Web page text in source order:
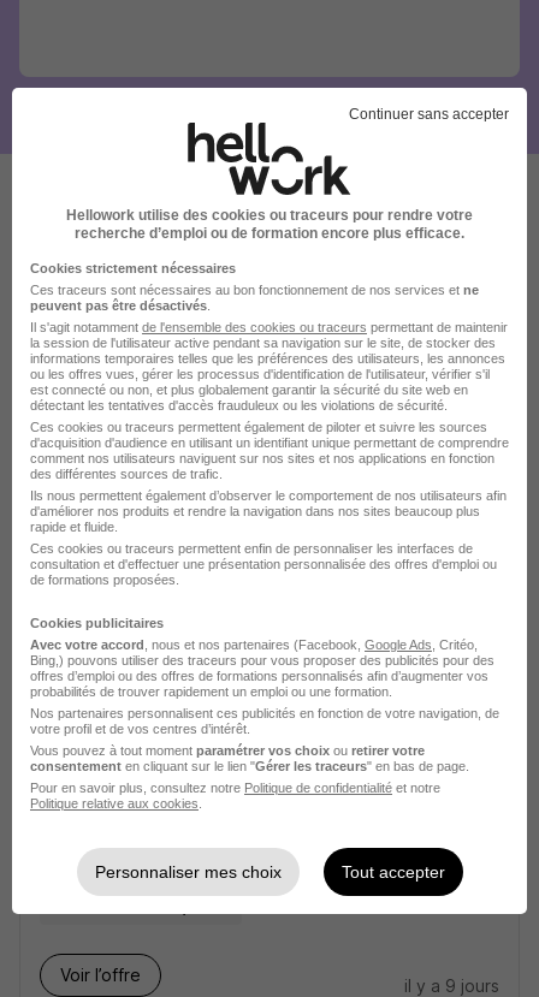
Ces offres pourraient aussi
vous intéresser
Infirmier H/F
Source – Groupe afp
Souvigny - 03 2 500 - 2 700 € / mois
Voir l’offre
Infirmier H/F
Korian
Saint-Amand-Montrond - 18
CDI
Voir l’offre
il y a 9 jours
Continuer sans accepter
Hellowork utilise des cookies ou traceurs pour rendre votre
recherche d’emploi ou de formation encore plus efficace.
Cookies strictement nécessaires
Ces traceurs sont nécessaires au bon fonctionnement de nos services et ne
peuvent pas être désactivés
Il s'agit notamment de l'ensemble des cookies ou traceurs permettant de maintenir
la session de l'utilisateur active pendant sa navigation sur le site, de stocker des
informations temporaires telles que les préférences des utilisateurs, les annonces
ou les offres vues, gérer les processus d'identification de l'utilisateur, vérifier s'il
est connecté ou non, et plus globalement garantir la sécurité du site web en
détectant les tentatives d'accès frauduleux ou les violations de sécurité.
Ces cookies ou traceurs permettent également de piloter et suivre les sources
d'acquisition d'audience en utilisant un identifiant unique permettant de comprendre
comment nos utilisateurs naviguent sur nos sites et nos applications en fonction
des différentes sources de trafic.
Ils nous permettent également d’observer le comportement de nos utilisateurs afin
d'améliorer nos produits et rendre la navigation dans nos sites beaucoup plus
rapide et fluide.
Ces cookies ou traceurs permettent enfin de personnaliser les interfaces de
consultation et d'effectuer une présentation personnalisée des offres d'emploi ou
de formations proposées.
Cookies publicitaires
Avec votre accord , nous et nos partenaires (Facebook, Google Ads , Critéo,
Bing,) pouvons utiliser des traceurs pour vous proposer des publicités pour des
offres d’emploi ou des offres de formations personnalisés afin d’augmenter vos
probabilités de trouver rapidement un emploi ou une formation.
Nos partenaires personnalisent ces publicités en fonction de votre navigation, de
votre profil et de vos centres d’intérêt.
Vous pouvez à tout moment paramétrer vos choix ou retirer votre
consentement en cliquant sur le lien "Gérer les traceurs" en bas de page.
Pour en savoir plus, consultez notre Politique de confidentialité et notre
Politique relative aux cookies
Personnaliser mes choix Tout accepter